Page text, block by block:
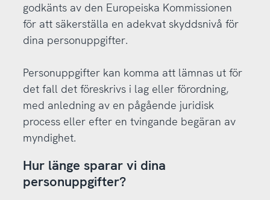
godkänts av den Europeiska Kommissionen
för att säkerställa en adekvat skyddsnivå för
dina personuppgifter.
Personuppgifter kan komma att lämnas ut för
det fall det föreskrivs i lag eller förordning,
med anledning av en pågående juridisk
process eller efter en tvingande begäran av
myndighet.
Hur länge sparar vi dina
personuppgifter?